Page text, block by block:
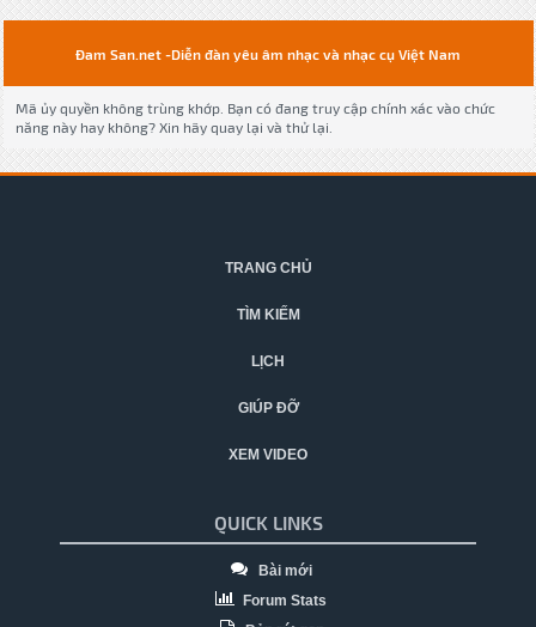
Đam San.net -Diễn đàn yêu âm nhạc và nhạc cụ Việt Nam
Mã ủy quyền không trùng khớp. Bạn có đang truy cập chính xác vào chức
năng này hay không? Xin hãy quay lại và thử lại.
TRANG CHỦ
TÌM KIẾM
LỊCH
GIÚP ĐỠ
XEM VIDEO
QUICK LINKS
Bài mới
Forum Stats